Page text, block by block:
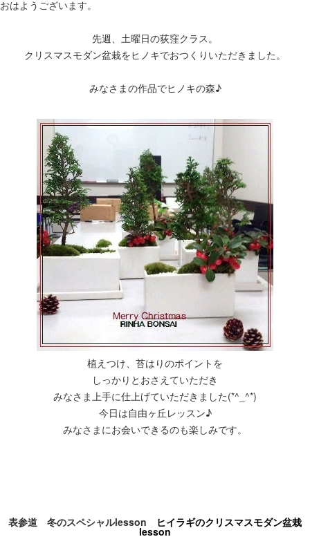
おはようございます。
先週、土曜日の荻窪クラス。
クリスマスモダン盆栽をヒノキでおつくりいただきました。
みなさまの作品でヒノキの森♪
植えつけ、苔はりのポイントを
しっかりとおさえていただき
みなさま上手に仕上げていただきました(*^_^*)
今日は自由ヶ丘レッスン♪
みなさまにお会いできるのも楽しみです。
表参道 冬のスペシャルlesson ヒイラギのクリスマスモダン盆栽
lesson